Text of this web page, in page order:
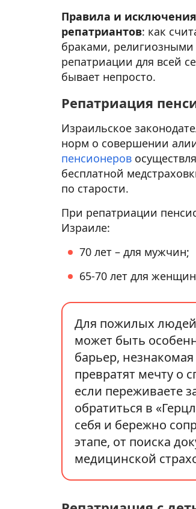
Правила и
репатриантов: как
браками, религиозными
репатриации для всей
бывает непросто.
Репатриация
Израильское
норм о совершении
пенсионеров
бесплатной
по старости.
При репатриации
Израиле:
70 лет – для мужчин;
65-70 лет для
Для пожилых
может быть
барьер,
превратят мечту о
если переживаете
обратиться в
себя и бережно
этапе, от поиска
медицинской